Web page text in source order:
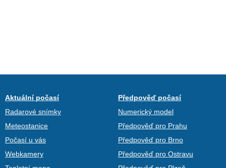
Aktuální počasí
Radarové snímky
Meteostanice
Počasí u vás
Webkamery
Předpověď počasí
Numerický model
Předpověď pro Prahu
Předpověď pro Brno
Předpověď pro Ostravu